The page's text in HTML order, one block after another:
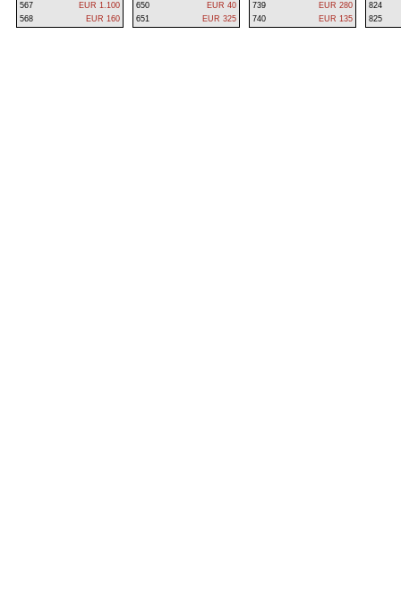
567
EUR 1.100
568
EUR 160
650
EUR 40
651
EUR 325
739
EUR 280
740
EUR 135
824
825